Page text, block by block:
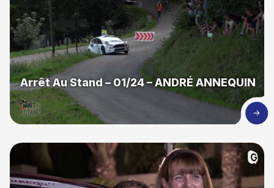
Arrêt Au Stand – 01/24 – ANDRÉ ANNEQUIN